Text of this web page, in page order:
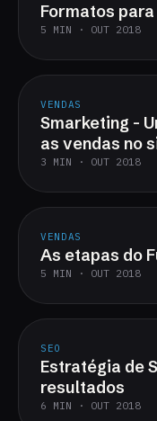
Formatos
5 MIN · OUT 2018
VENDAS
Smarketing -
as vendas no
3 MIN · OUT 2018
VENDAS
As etapas do
5 MIN · OUT 2018
SEO
Estratégia de
resultados
6 MIN · OUT 2018